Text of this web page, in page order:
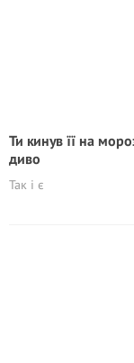
Ти кинув її на
диво
Так і є